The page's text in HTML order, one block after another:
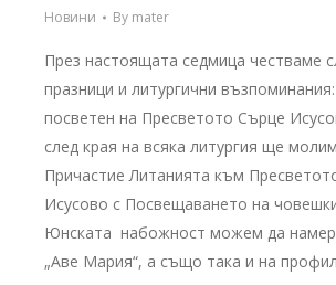
Новини By mater
През настоящата седмица честваме
празници и литургични
посветен на Пресветото Сърце
след края на всяка литургия ще
Причастие Литанията към
Исусово с Посвещаването на
Юнската набожност можем да
„Аве Мария“, а също така и на